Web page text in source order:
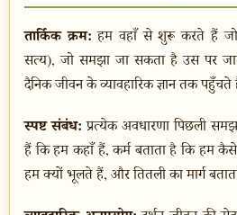
तार्किक क्रम: हम वहाँ से शुरू करते हैं जो
सत्य), जो समझा जा सकता है उस पर
दैनिक जीवन के व्यावहारिक ज्ञान तक पहुँचते
स्पष्ट संबंध: प्रत्येक अवधारणा पिछली
हैं कि हम कहाँ हैं, कर्म बताता है कि हम
हम क्यों भूलते हैं, और तितली का मार्ग